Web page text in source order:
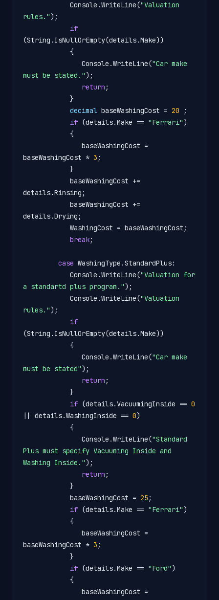
            Console.WriteLine(
"Valuation
rules.");
if
(String.IsNullOrEmpty(details.Make))
               Console.WriteLine(
"Car make
must be stated.");
return ;
decimal baseWashingCost = 20 ;
if (details.Make == "Ferrari")
baseWashingCost * 3 ;
details.Rinsing;
details.Drying;
break;
case WashingType.StandardPlus:
            Console.WriteLine(
"Valuation for
a standartd plus program.");
            Console.WriteLine(
"Valuation
rules.");
if
(String.IsNullOrEmpty(details.Make))
               Console.WriteLine(
"Car make
must be stated");
return ;
if (details.VacuumingInside == 0
|| details.WashingInside == 0)
               Console.WriteLine(
"Standard
Plus must specify Vacuuming Inside and
Washing Inside.");
return ;
            baseWashingCost =
25 ;
if (details.Make == "Ferrari")
baseWashingCost * 3 ;
if (details.Make == "Ford")